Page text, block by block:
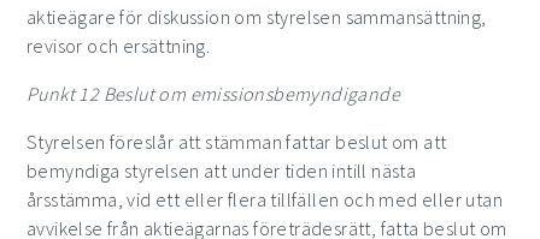
aktieägare för diskussion om styrelsen sammansättning,
revisor och ersättning.
Punkt 12 Beslut om emissionsbemyndigande
Styrelsen föreslår att stämman fattar beslut om att
bemyndiga styrelsen att under tiden intill nästa
årsstämma, vid ett eller flera tillfällen och med eller utan
avvikelse från aktieägarnas företrädesrätt, fatta beslut om